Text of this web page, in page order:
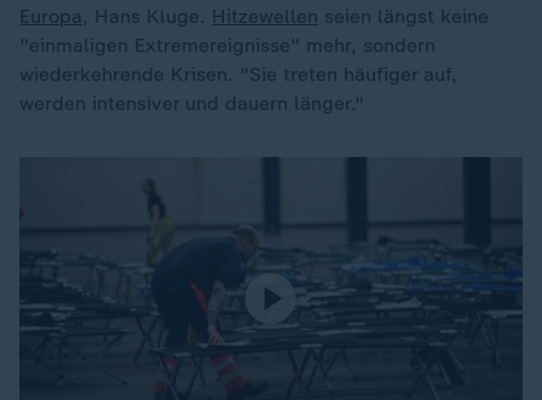
Europa , Hans Kluge. Hitzewellen seien längst keine
"einmaligen Extremereignisse" mehr, sondern
wiederkehrende Krisen. "Sie treten häufiger auf,
werden intensiver und dauern länger."